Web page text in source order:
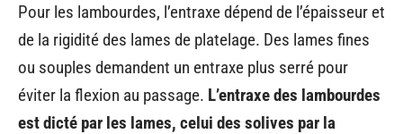
Pour les lambourdes, l’entraxe dépend de l’épaisseur et
de la rigidité des lames de platelage. Des lames fines
ou souples demandent un entraxe plus serré pour
éviter la flexion au passage. L’entraxe des lambourdes
est dicté par les lames, celui des solives par la